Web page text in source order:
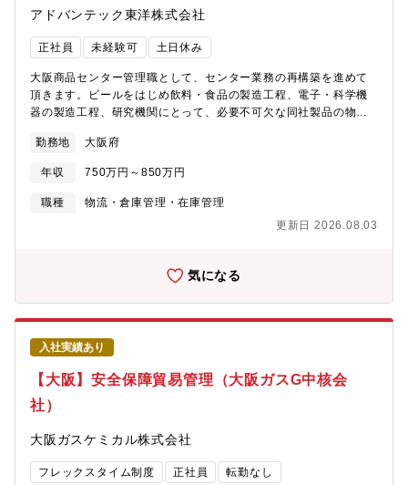
当者としての役割から、管理者としてチームを導くポジションへ
の成長が期待されます。・ 国内外で部品グループの幹部候補とし
ての道を開き、戦略的な一翼を担う準備を進めていただきます。
グローバルな舞台で活躍すると同時に、専門領域を深め、広げる
ことができます。【福利厚生・働き方について】■社宅・寮制度あ
り（規定あり）■引っ越し補助あり■住宅奨励金あり■フレックスタ
イム制あり■裁量労働制あり
物流部門となりますので、物流分野のみならず、作り方や売り方
変革提案などサプライチェーン領域まで踏み込んで改革できるの
が強みです。【キャリアパス】■国内/海外に限らず、物流改革・
ウに加え、生産と営業を動かすことでサプライチェーン設計まで
踏み込んだノウハウを身に着けることができます。■海外現地法人
への出向等物流責任者になることや専門性を磨き物流技術のプロ
としてそのリーダーになることも可能。将来、物流改革をリード
て】■社宅・寮制度あり（規定あり）■引っ越し補助あり■住宅奨励
アドバンテック東洋株式会社
正社員 未経験可 土日休み
大阪商品センター管理職として、センター業務の再構築を進めて
頂きます。ビールをはじめ飲料・食品の製造工程、電子・科学機
器の製造工程、研究機関にとって、必要不可欠な同社製品の物流
管理、検品、配送業務など、物流業務の全般を行いつつ、所長と
ともに商品センター全体のモチベーションを更に高め、質の高い
サービスを提供するための環境づくりを行っていきます。※入社
後は、基本的な商品センターの業務を習得頂き、その後 商品セ
取り組んで頂きます。【組織構成】■物流部：49名（部長1名、副
【ADVANTECグループについて】■日本初の濾紙メーカーであ
り、化学分析用濾紙国内シェア80％以上を誇り業界の地位を確立
しております。ライフサイエンスやIT、製薬、化学工業の進化に
付随して、水や空気などの目に見えないものを科学する、という
要望は増加しています。■創業以来、構築し続けてきたお客様との
信頼関係と自社製品の製品力に加え、他社製品も扱うことができ
る為、競合と価格競争も起こる事が無く安定して利益を得る事が
できるのが強みです。経常利益率は20％超、自己資本比率も8割強
と安定した財務基盤を誇ります。■全国25営業拠点と約180社の代
ア地域を軸にアメリカ、ヨーロッパに積極的に販売を拡大をして
います。■その中でも、同社は同グループの中核販売会社の機能を
担っております。【定年に関して】定年60歳／再雇用65歳／役職
勤務地 大阪府
年収 750万円～850万円
職種
物流・倉庫管理・在庫管理
更新日 2026.08.03
気になる
入社実績あり
【大阪】安全保障貿易管理（大阪ガスG中核会
社）
大阪ガスケミカル株式会社
フレックスタイム制度 正社員 転勤なし